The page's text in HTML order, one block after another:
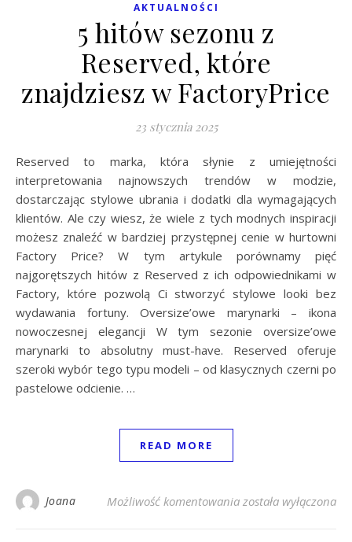
AKTUALNOŚCI
5 hitów sezonu z
Reserved, które
znajdziesz w FactoryPrice
23 stycznia 2025
Reserved to marka, która słynie z umiejętności
interpretowania najnowszych trendów w modzie,
dostarczając stylowe ubrania i dodatki dla wymagających
klientów. Ale czy wiesz, że wiele z tych modnych inspiracji
możesz znaleźć w bardziej przystępnej cenie w hurtowni
Factory Price? W tym artykule porównamy pięć
najgorętszych hitów z Reserved z ich odpowiednikami w
Factory, które pozwolą Ci stworzyć stylowe looki bez
wydawania fortuny. Oversize’owe marynarki – ikona
nowoczesnej elegancji W tym sezonie oversize’owe
marynarki to absolutny must-have. Reserved oferuje
szeroki wybór tego typu modeli – od klasycznych czerni po
pastelowe odcienie. …
READ MORE
Joana Możliwość komentowania 5 hitów sezonu z
została wyłączona